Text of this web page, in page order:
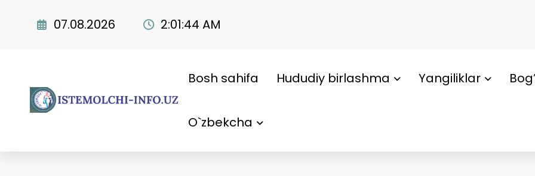
07.08.2026 2:01:45 AM
Bosh sahifa Hududiy birlashma Yangiliklar
O`zbekcha